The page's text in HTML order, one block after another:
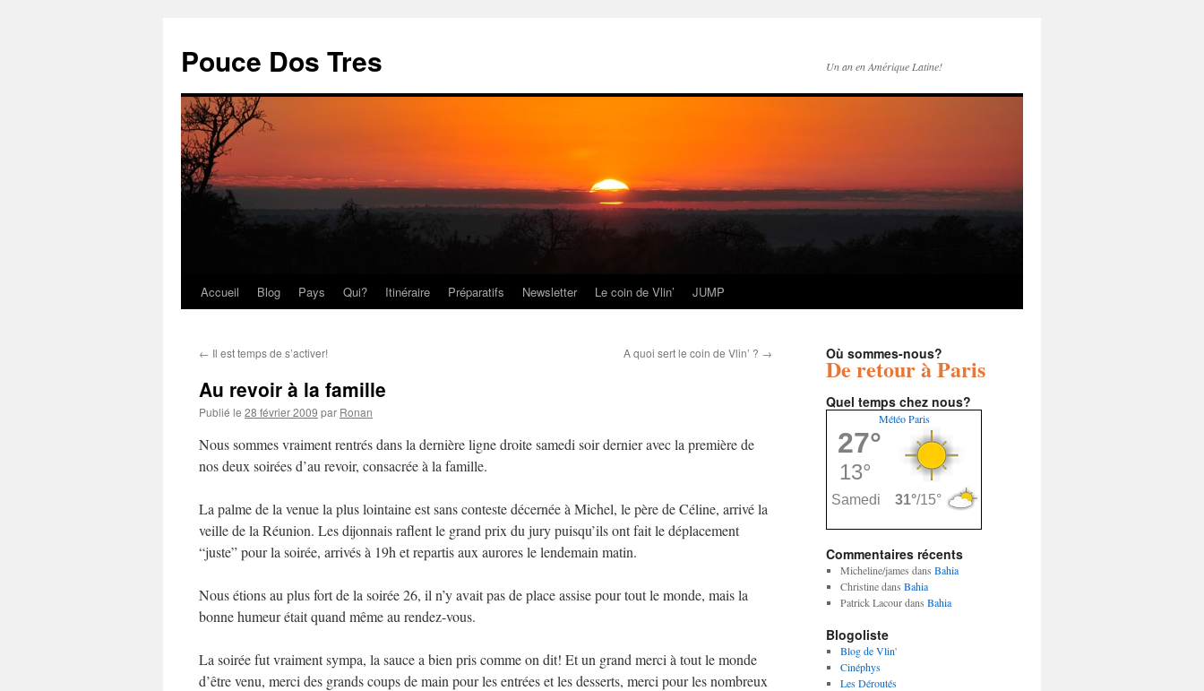
Pouce Dos Tres Un an en Amérique Latine!
Aller
contenu
Accueil Blog Pays Qui? Itinéraire Préparatifs Newsletter Le coin de Vlin’ JUMP
← Il est temps de s’activer! A quoi sert le coin de Vlin’ ? →
Au revoir à la famille
Publié le 28 février 2009 par Ronan
Nous sommes vraiment rentrés dans la dernière ligne droite samedi soir dernier avec la première de
nos deux soirées d’au revoir, consacrée à la famille.
La palme de la venue la plus lointaine est sans conteste décernée à Michel, le père de Céline, arrivé la
veille de la Réunion. Les dijonnais raflent le grand prix du jury puisqu’ils ont fait le déplacement
“juste” pour la soirée, arrivés à 19h et repartis aux aurores le lendemain matin.
Nous étions au plus fort de la soirée 26, il n’y avait pas de place assise pour tout le monde, mais la
bonne humeur était quand même au rendez-vous.
La soirée fut vraiment sympa, la sauce a bien pris comme on dit! Et un grand merci à tout le monde
d’être venu, merci des grands coups de main pour les entrées et les desserts, merci pour les nombreux
Où sommes-nous?
De retour à Paris
Quel temps chez nous?
Météo Paris
Commentaires récents
Micheline/james dans Bahia
Christinedans Bahia
Patrick Lacourdans Bahia
Blogoliste
Blog de Vlin'
Cinéphys
Les Déroutés